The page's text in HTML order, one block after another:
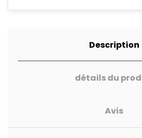
Description
détails du
Avis